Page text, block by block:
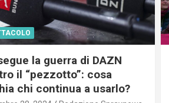
la guerra di DAZN
il “pezzotto”: cosa
chi continua a usarlo?